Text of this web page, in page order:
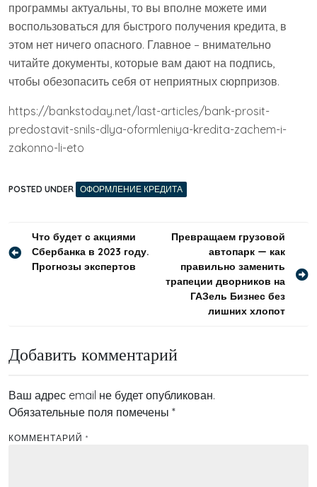
программы актуальны, то вы вполне можете ими
воспользоваться для быстрого получения кредита, в
этом нет ничего опасного. Главное – внимательно
читайте документы, которые вам дают на подпись,
чтобы обезопасить себя от неприятных сюрпризов.
https://bankstoday.net/last-articles/bank-prosit-
predostavit-snils-dlya-oformleniya-kredita-zachem-i-
zakonno-li-eto
POSTED UNDER ОФОРМЛЕНИЕ КРЕДИТА
Навигация
по
Что будет с акциями
Сбербанка в 2023 году.
Прогнозы экспертов
Превращаем грузовой
автопарк — как
правильно заменить
трапеции дворников на
ГАЗель Бизнес без
лишних хлопот
Добавить комментарий
Ваш адрес email не будет опубликован.
Обязательные поля помечены *
КОММЕНТАРИЙ *